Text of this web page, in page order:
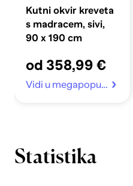
Kutni okvir kreveta
s madracem, sivi,
90 x 190 cm
od 358,99 €
Vidi u megapopust.hr
Statistika